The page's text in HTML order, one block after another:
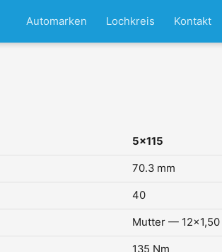
Automarken Lochkreis Kontakt
5x115
70.3 mm
40
Mutter — 12x1,50
135 Nm